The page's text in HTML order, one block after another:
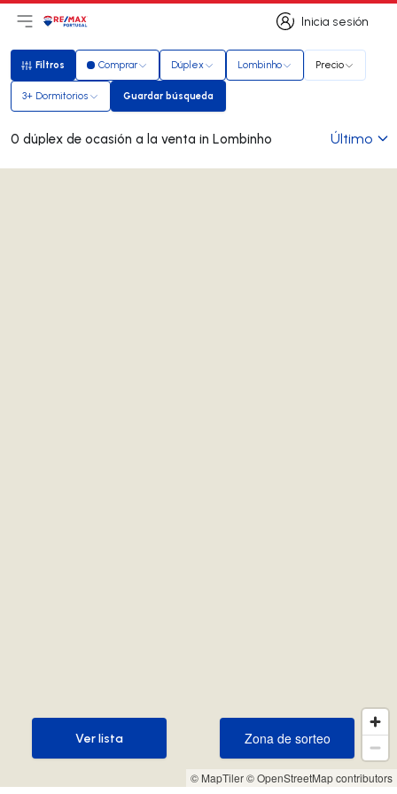
Inicia sesión
Inicia sesión
Abrir el menú principal
Logotipo
Filtros
Filtros Comprar Dúplex Lombinho Precio
3+ Dormitorios Guardar búsqueda
Guardar búsqueda
0 dúplex de ocasión a la venta in Lombinho Último
© MapTiler© OpenStreetMap contributors
Zona de sorteo
Zona de sorteo
Ver lista
Ver lista